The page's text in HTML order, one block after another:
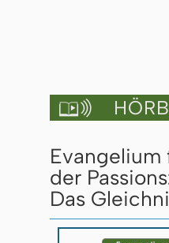

Evangelium
der
Das